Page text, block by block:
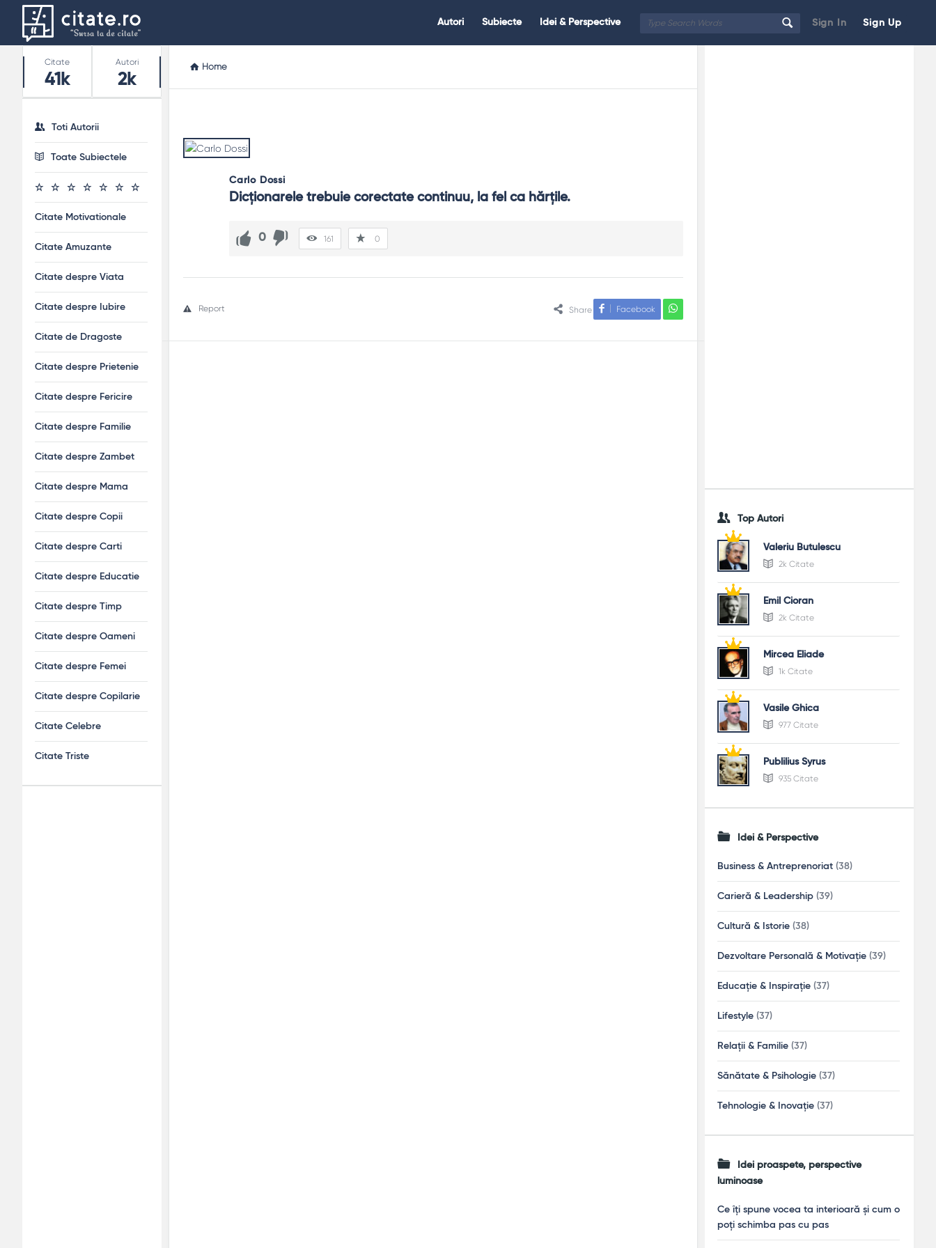
Sign In Sign Up
Citate.ro
Autori Subiecte Idei & Perspective
Home
Carlo Dossi
Dicţionarele trebuie corectate continuu, la fel ca hărţile.
0 161 0
Share Facebook
Report
Top Autori
Valeriu Butulescu
2k Citate
Emil Cioran
2k Citate
Mircea Eliade
1k Citate
Vasile Ghica
977 Citate
Publilius Syrus
935 Citate
Idei & Perspective
Business & Antreprenoriat (38)
Carieră & Leadership (39)
Cultură & Istorie (38)
Dezvoltare Personală & Motivație (39)
Educație & Inspirație (37)
Lifestyle (37)
Relații & Familie (37)
Sănătate & Psihologie (37)
Tehnologie & Inovație (37)
Idei proaspete, perspective
luminoase
Ce îți spune vocea ta interioară și cum o
poți schimba pas cu pas
Stats
Citate
41k
Autori
2k
Toti Autorii
Toate Subiectele
Citate Motivationale
Citate Amuzante
Citate despre Viata
Citate despre Iubire
Citate de Dragoste
Citate despre Prietenie
Citate despre Fericire
Citate despre Familie
Citate despre Zambet
Citate despre Mama
Citate despre Copii
Citate despre Carti
Citate despre Educatie
Citate despre Timp
Citate despre Oameni
Citate despre Femei
Citate despre Copilarie
Citate Celebre
Citate Triste